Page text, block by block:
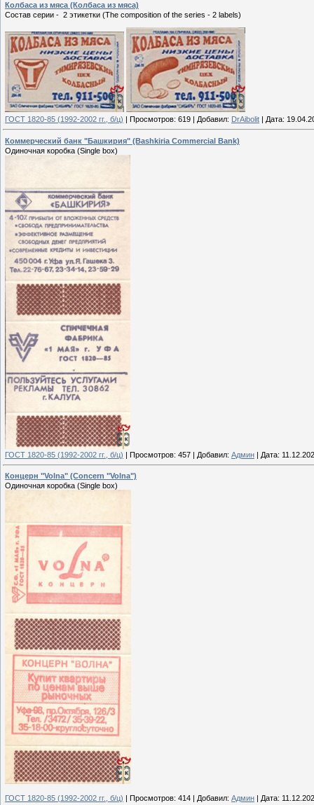
Колбаса из мяса (Колбаса из мяса)
Состав серии - 2 этикетки (The composition of the series - 2 labels)
ГОСТ 1820-85 (1992-2002 гг., б/ц) | Просмотров: 619 | Добавил: DrAibolit | Дата:
Коммерческий банк "Башкирия" (Bashkiria Commercial Bank)
Одиночная коробка (Single box)
ГОСТ 1820-85 (1992-2002 гг., б/ц) | Просмотров: 457 | Добавил: Админ | Дата:
Концерн "Volna" (Concern "Volna")
Одиночная коробка (Single box)
ГОСТ 1820-85 (1992-2002 гг., б/ц) Просмотров: 414 Добавил: Админ Дата: